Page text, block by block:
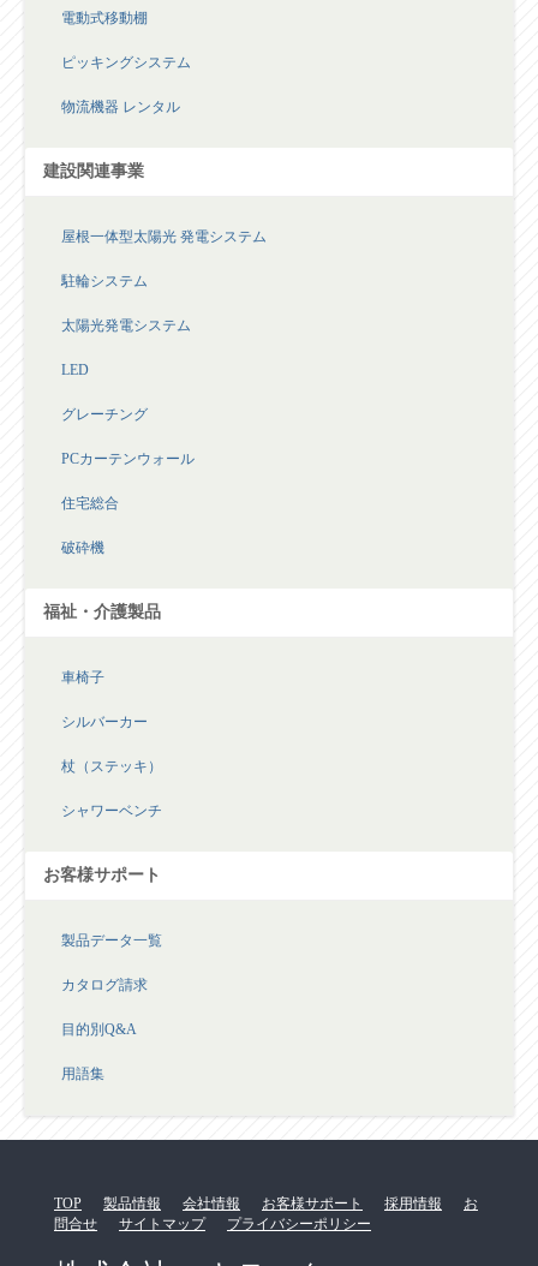
電動式移動棚
ピッキングシステム
物流機器 レンタル
建設関連事業
屋根一体型太陽光 発電システム
駐輪システム
太陽光発電システム
LED
グレーチング
PCカーテンウォール
住宅総合
破砕機
福祉・介護製品
車椅子
シルバーカー
杖（ステッキ）
シャワーベンチ
お客様サポート
製品データ一覧
カタログ請求
目的別Q&A
用語集
TOP 製品情報 会社情報 お客様サポート 採用情報
お
問合せ
サイトマップ プライバシーポリシー